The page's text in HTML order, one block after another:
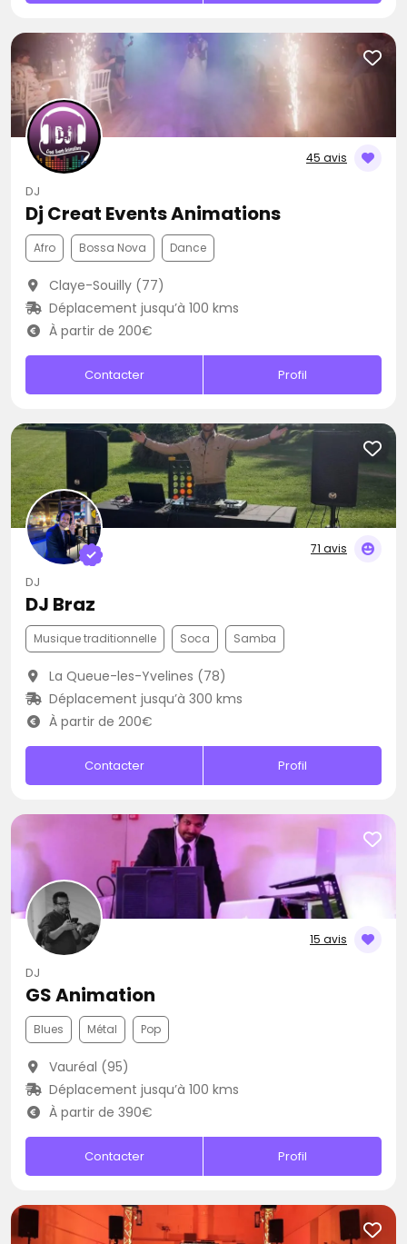
45 avis
DJ
Dj Creat Events Animations
Afro Bossa Nova Dance
Claye-Souilly (77)
Déplacement jusqu’à 100 kms
À partir de 200€
Contacter Profil
71 avis
DJ
DJ Braz
Musique traditionnelle Soca Samba
La Queue-les-Yvelines (78)
Déplacement jusqu’à 300 kms
À partir de 200€
Contacter Profil
15 avis
DJ
GS Animation
Blues Métal Pop
Vauréal (95)
Déplacement jusqu’à 100 kms
À partir de 390€
Contacter Profil